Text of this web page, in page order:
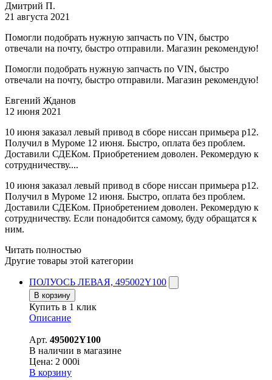
Дмитрий П.
21 августа 2021
Помогли подобрать нужную запчасть по VIN, быстро
отвечали на почту, быстро отправили. Магазин рекомендую!
Помогли подобрать нужную запчасть по VIN, быстро
отвечали на почту, быстро отправили. Магазин рекомендую!
Евгений Жданов
12 июня 2021
10 июня заказал левый привод в сборе ниссан примьера р12.
Получил в Муроме 12 июня. Быстро, оплата без проблем.
Доставили СДЕКом. Приобретением доволен. Рекомердую к
сотрудничеству....
10 июня заказал левый привод в сборе ниссан примьера р12.
Получил в Муроме 12 июня. Быстро, оплата без проблем.
Доставили СДЕКом. Приобретением доволен. Рекомердую к
сотрудничеству. Если понадобится самому, буду обращатся к
ним.
Читать полностью
Другие товары этой категории
ПОЛУОСЬ ЛЕВАЯ, 495002Y100
В корзину
Купить в 1 клик
Описание
Арт. 495002Y100
В наличии в магазине
Цена: 2 000i
В корзину